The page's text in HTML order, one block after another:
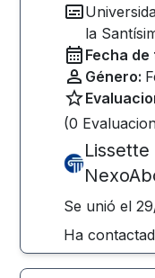
la
Fecha
Género:
(0
Lissette
Se unió el
Ha